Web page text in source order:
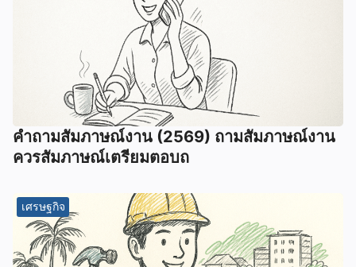
คําถามสัมภาษณ์งาน (2569) ถามสัมภาษณ์งาน
ควรสัมภาษณ์เตรียมตอบถ
เศรษฐกิจ